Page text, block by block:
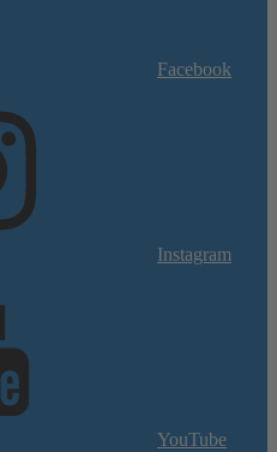
Facebook
Instagram
YouTube